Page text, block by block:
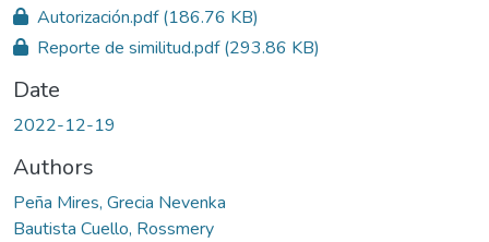
Autorización.pdf(186.76 KB)
Reporte de similitud.pdf(293.86 KB)
Date
2022-12-19
Authors
Peña Mires, Grecia Nevenka
Bautista Cuello, Rossmery